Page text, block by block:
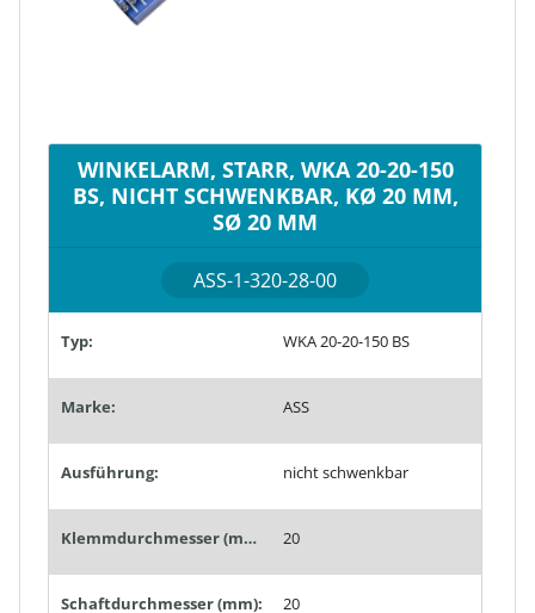
WINKELARM, STARR, WKA 20-20-150
BS, NICHT SCHWENKBAR, KØ 20 MM,
SØ 20 MM
ASS-1-320-28-00
Typ: WKA 20-20-150 BS
Marke: ASS
Ausführung: nicht schwenkbar
Klemmdurchmesser (mm): 20
Schaftdurchmesser (mm): 20